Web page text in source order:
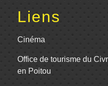
Liens
Cinéma
Office de tourisme du
en Poitou